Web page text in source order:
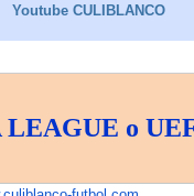
Youtube CULIBLANCO